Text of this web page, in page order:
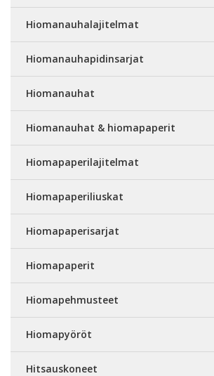
Hiomanauhalajitelmat
Hiomanauhapidinsarjat
Hiomanauhat
Hiomanauhat & hiomapaperit
Hiomapaperilajitelmat
Hiomapaperiliuskat
Hiomapaperisarjat
Hiomapaperit
Hiomapehmusteet
Hiomapyöröt
Hitsauskoneet